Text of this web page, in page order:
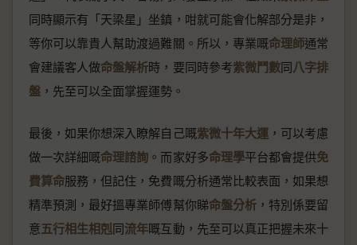
同時顯示有「天梁星」坐鎮，咁就可能會化解部分是非，
等你可以靠貴人幫助渡過難關。所以，專業嘅命理師通常
會建議客人做命盤解析時，要同時參考紫微鬥數同 八字排
盤 ，先至可以全面掌握運勢。
最後，如果你想深入瞭解自己嘅紫微十年大運，可以考慮
做一次詳細嘅命理諮詢 。而家好多命理學平台都會提供免
費算命服務，但記住，免費嘅分析通常比較表面，如果想
精準預測，最好搵專業師傅幫你睇命盤分析，特別係要留
意五行相生相剋同流年嘅互動，先至可以真正把握未來十